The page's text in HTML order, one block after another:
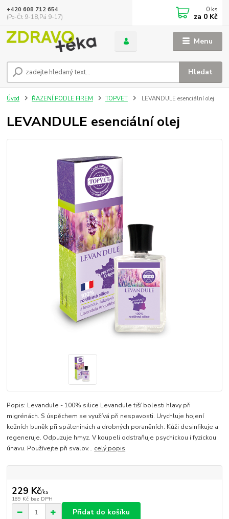
Menu
Hledat
+420 608 712 654
(Po-Čt 9-18,Pá 9-17)
0 ks
za 0 Kč
Úvod ŘAZENÍ PODLE FIREM TOPVET LEVANDULE esenciální olej
LEVANDULE esenciální olej
Popis: Levandule - 100% silice Levandule tiší bolesti hlavy při
migrénách. S úspěchem se využívá při nespavosti. Urychluje hojení
kožních buněk při spáleninách a drobných poraněních. Kůži desinfikuje a
regeneruje. Odpuzuje hmyz. V koupeli odstraňuje psychickou i fyzickou
únavu. Používejte při svalov... celý popis
229 Kč/ks
189 Kč bez DPH
Přidat do košíku